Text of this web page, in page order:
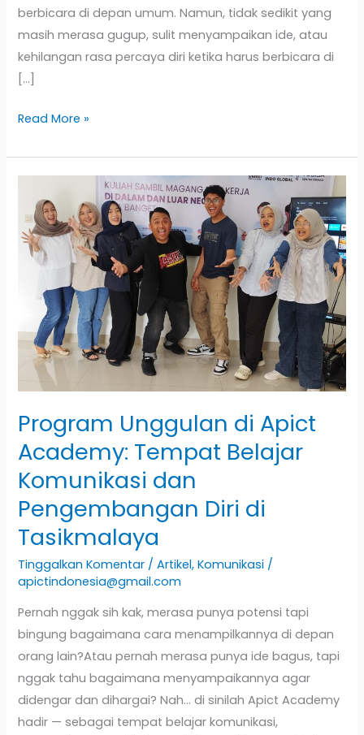
berbicara di depan umum. Namun, tidak sedikit yang
masih merasa gugup, sulit menyampaikan ide, atau
kehilangan rasa percaya diri ketika harus berbicara di
[…]
Read More »
Program Unggulan di Apict
Academy: Tempat Belajar
Komunikasi dan
Pengembangan Diri di
Tasikmalaya
Tinggalkan Komentar /Artikel,Komunikasi /
apictindonesia@gmail.com
Pernah nggak sih kak, merasa punya potensi tapi
bingung bagaimana cara menampilkannya di depan
orang lain?Atau pernah merasa punya ide bagus, tapi
nggak tahu bagaimana menyampaikannya agar
didengar dan dihargai? Nah… di sinilah Apict Academy
hadir — sebagai tempat belajar komunikasi,
Unggulan
di
Apict
Academy:
Tempat
Belajar
Komunikasi
dan
Pengembangan
di
Tasikmalaya